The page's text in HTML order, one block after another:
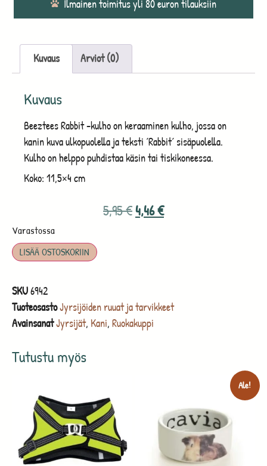
Ilmainen toimitus yli 80 euron tilauksiin
Tutustu myös
Ale!
Kuvaus Arviot (0)
Kuvaus
Beeztees Rabbit -kulho on keraaminen kulho, jossa on
kanin kuva ulkopuolella ja teksti ´Rabbit´ sisäpuolella.
Kulho on helppo puhdistaa käsin tai tiskikoneessa.
Koko: 11,5×4 cm
5,95€4,46€
Varastossa
LISÄÄ OSTOSKORIIN
SKU6942
TuoteosastoJyrsijöiden ruuat ja tarvikkeet
AvainsanatJyrsijät, Kani, Ruokakuppi